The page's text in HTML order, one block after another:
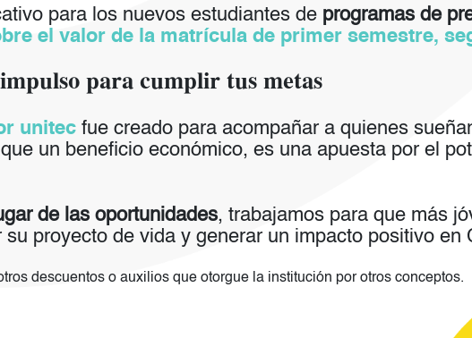
para los nuevos estudiantes de programas de
el valor de la matrícula de primer semestre,
para cumplir tus metas
unitecfue creado para acompañar a quienes
un beneficio económico, es una apuesta por el
de las oportunidades, trabajamos para que más
proyecto de vida y generar un impacto positivo en
descuentos o auxilios que otorgue la institución por otros conceptos.